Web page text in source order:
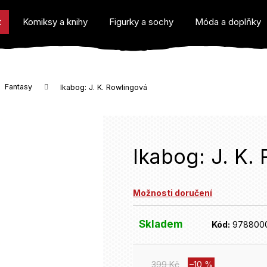
Komiksy a knihy Figurky a sochy Móda a doplňky
Fantasy Ikabog: J. K. Rowlingová
Ikabog: J. K.
Možnosti doručení
Skladem Kód:
399 Kč –10 %
potřebujete najít?